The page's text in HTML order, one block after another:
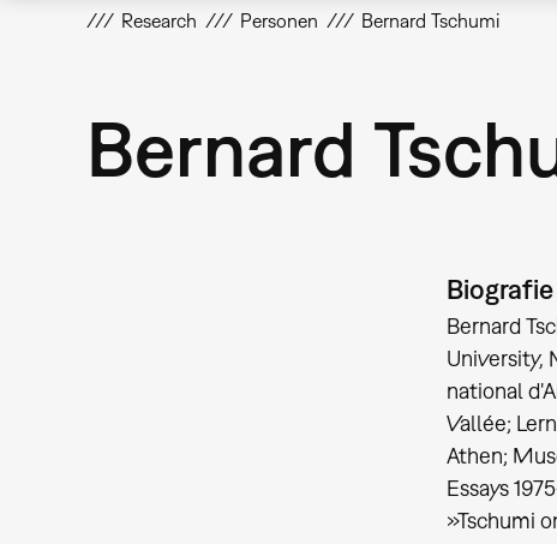
Research Personen Bernard Tschumi
Bernard
Biografie
Bernard
University,
national
Vallée;
Athen;
Essays
»Tschumi